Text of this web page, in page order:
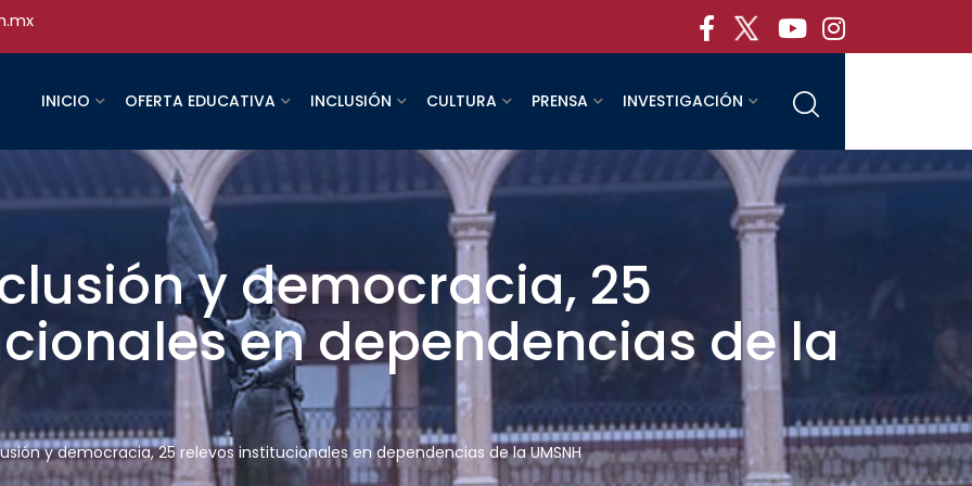
INICIO OFERTA EDUCATIVA INCLUSIÓN CULTURA PRENSA INVESTIGACIÓN
y democracia, 25
en dependencias de la
y democracia, 25 relevos institucionales en dependencias de la UMSNH